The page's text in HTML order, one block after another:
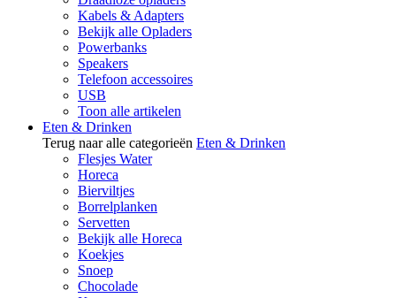
Kabels & Adapters
Bekijk alle Opladers
Powerbanks
Speakers
Telefoon accessoires
USB
Toon alle artikelen
Eten & Drinken
Terug naar alle categorieën Eten & Drinken
Flesjes Water
Horeca
Bierviltjes
Borrelplanken
Servetten
Bekijk alle Horeca
Koekjes
Snoep
Chocolade